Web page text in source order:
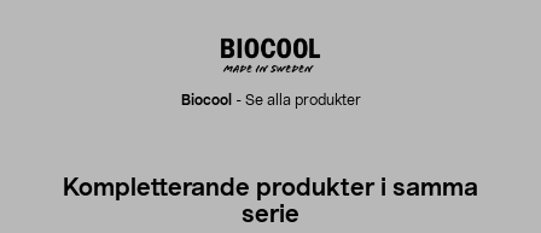
Biocool - Se alla produkter
Kompletterande produkter i samma
serie